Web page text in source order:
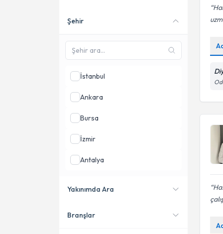
Online danışmanlık sunan
Şehir
İstanbul
Ankara
Bursa
İzmir
Antalya
Yakınımda Ara
Konumuma yakın uzmanları
Branşlar